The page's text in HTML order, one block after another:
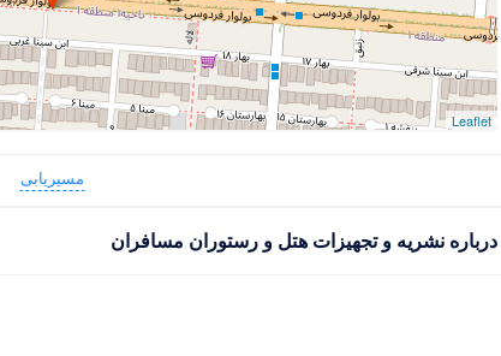
Leaflet
مسیریابی
درباره نشریه و تجهیزات هتل و رستوران مسافران